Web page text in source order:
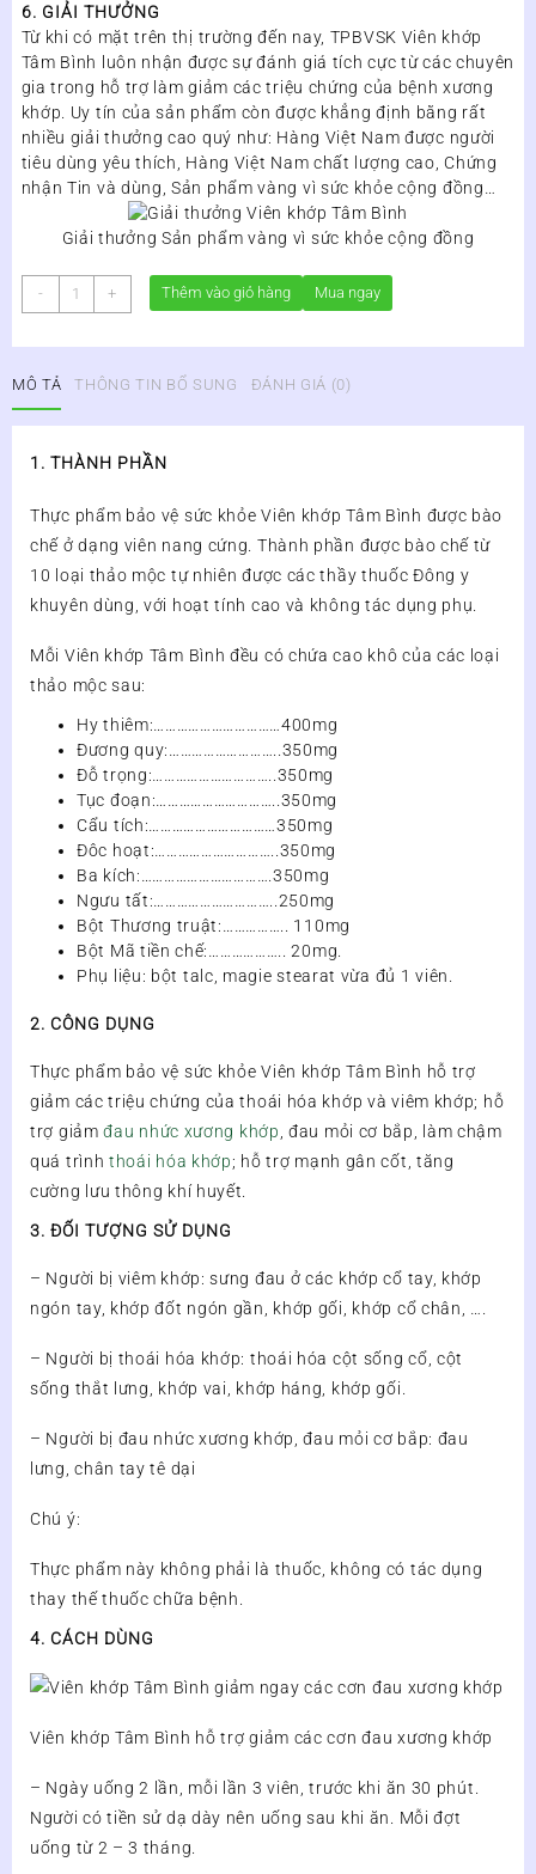
6. GIẢI THƯỞNG
Từ khi có mặt trên thị trường đến nay, TPBVSK Viên khớp
Tâm Bình luôn nhận được sự đánh giá tích cực từ các chuyên
gia trong hỗ trợ làm giảm các triệu chứng của bệnh xương
khớp. Uy tín của sản phẩm còn được khẳng định bằng rất
nhiều giải thưởng cao quý như: Hàng Việt Nam được người
tiêu dùng yêu thích, Hàng Việt Nam chất lượng cao, Chứng
nhận Tin và dùng, Sản phẩm vàng vì sức khỏe cộng đồng…
Giải thưởng Sản phẩm vàng vì sức khỏe cộng đồng
-
VIÊN
KHỚP
-
HỖ
GIẢM
HÓA
KHỚP,
VIÊM
KHỚP
số
+ Thêm vào giỏ hàng Mua ngay
MÔ TẢ THÔNG TIN BỔ SUNG ĐÁNH GIÁ (0)
1. THÀNH PHẦN
Thực phẩm bảo vệ sức khỏe Viên khớp Tâm Bình được bào
chế ở dạng viên nang cứng. Thành phần được bào chế từ
10 loại thảo mộc tự nhiên được các thầy thuốc Đông y
khuyên dùng, với hoạt tính cao và không tác dụng phụ.
Mỗi Viên khớp Tâm Bình đều có chứa cao khô của các loại
thảo mộc sau:
Hy thiêm:……………………………400mg
Đương quy:………………………..350mg
Đỗ trọng:…………………………..350mg
Tục đoạn:…………………………..350mg
Cẩu tích:……………………………350mg
Đôc hoạt:…………………………..350mg
Ba kích:…………………………….350mg
Ngưu tất:…………………………..250mg
Bột Thương truật:…………….. 110mg
Bột Mã tiền chế:……………….. 20mg.
Phụ liệu: bột talc, magie stearat vừa đủ 1 viên.
2. CÔNG DỤNG
Thực phẩm bảo vệ sức khỏe Viên khớp Tâm Bình hỗ trợ
giảm các triệu chứng của thoái hóa khớp và viêm khớp; hỗ
trợ giảmđau nhức xương khớp, đau mỏi cơ bắp, làm chậm
quá trình thoái hóa khớp; hỗ trợ mạnh gân cốt, tăng
cường lưu thông khí huyết.
3. ĐỐI TƯỢNG SỬ DỤNG
– Người bị viêm khớp: sưng đau ở các khớp cổ tay, khớp
ngón tay, khớp đốt ngón gần, khớp gối, khớp cổ chân, ….
– Người bị thoái hóa khớp: thoái hóa cột sống cổ, cột
sống thắt lưng, khớp vai, khớp háng, khớp gối.
– Người bị đau nhức xương khớp, đau mỏi cơ bắp: đau
lưng, chân tay tê dại
Chú ý:
Thực phẩm này không phải là thuốc, không có tác dụng
thay thế thuốc chữa bệnh.
4. CÁCH DÙNG
Viên khớp Tâm Bình hỗ trợ giảm các cơn đau xương khớp
– Ngày uống 2 lần, mỗi lần 3 viên, trước khi ăn 30 phút.
Người có tiền sử dạ dày nên uống sau khi ăn. Mỗi đợt
uống từ 2 – 3 tháng.